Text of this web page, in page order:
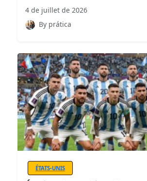
4 de juillet de 2026
By prática
ÉTATS-UNIS